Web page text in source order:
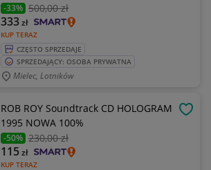
-33% 500,00 zł
KUP TERAZ
333zł
CZĘSTO SPRZEDAJE
SPRZEDAJĄCY: OSOBA PRYWATNA
Mielec, Lotników
ROB ROY Soundtrack CD HOLOGRAM
1995 NOWA 100%
-50% 230,00 zł
KUP TERAZ
115zł